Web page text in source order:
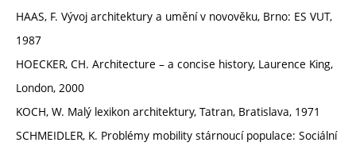
HAAS, F. Vývoj architektury a umění v novověku, Brno: ES VUT,
1987
HOECKER, CH. Architecture – a concise history, Laurence King,
London, 2000
KOCH, W. Malý lexikon architektury, Tatran, Bratislava, 1971
SCHMEIDLER, K. Problémy mobility stárnoucí populace: Sociální